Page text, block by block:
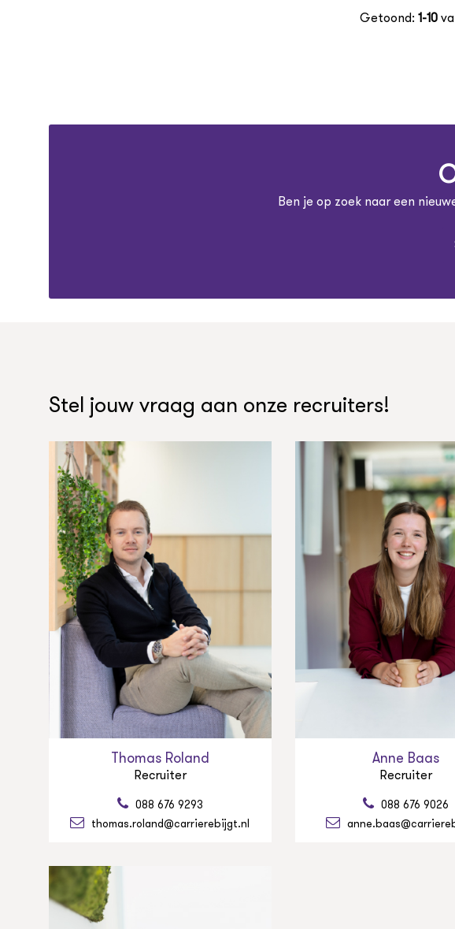
Getoond: 1-10
Ben je op zoek naar een
Stel jouw vraag aan onze recruiters!
Thomas Roland
Recruiter
088 676 9293
thomas.roland@carrierebijgt.nl
Anne Baas
Recruiter
088 676 9026